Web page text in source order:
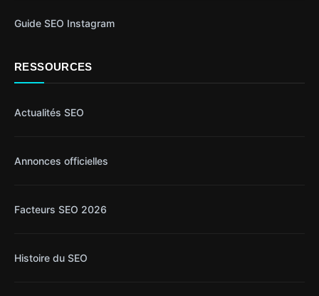
Guide SEO Instagram
RESSOURCES
Actualités SEO
Annonces officielles
Facteurs SEO 2026
Histoire du SEO